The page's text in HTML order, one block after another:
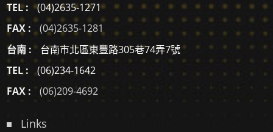
TEL :
(04)2635-1271
FAX :
(04)2635-1281
台南 :
台南市北區東豐路305巷74弄7號
TEL :
(06)234-1642
FAX :
(06)209-4692
Links